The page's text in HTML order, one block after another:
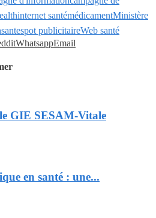
internet santémédicamentMinistère
santespot publicitaireWeb santé
WhatsappEmail
GIE SESAM-Vitale
en santé : une...